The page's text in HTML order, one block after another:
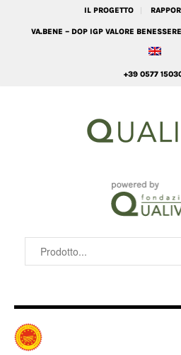
IL PROGETTO
VA.BENE – DOP IGP VALORE BENESSERE
+39 0577